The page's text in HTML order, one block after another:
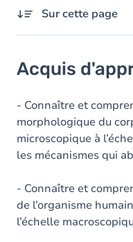
Sur cette page
Objectifs
Contenu
Table des
Exercices
Acquis
- Connaître et
morphologique du
microscopique à
les mécanismes qui
- Connaître et
de l’organisme
l’échelle